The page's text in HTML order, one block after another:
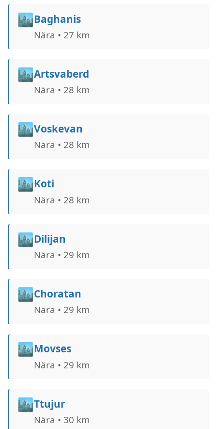
🏙️Baghanis
Nära • 27 km
🏙️Artsvaberd
Nära • 28 km
🏙️Voskevan
Nära • 28 km
🏙️Koti
Nära • 28 km
🏙️Dilijan
Nära • 29 km
🏙️Choratan
Nära • 29 km
🏙️Movses
Nära • 29 km
🏙️Ttujur
Nära • 30 km